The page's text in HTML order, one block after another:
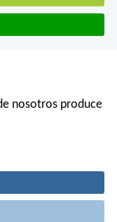
nosotros produce